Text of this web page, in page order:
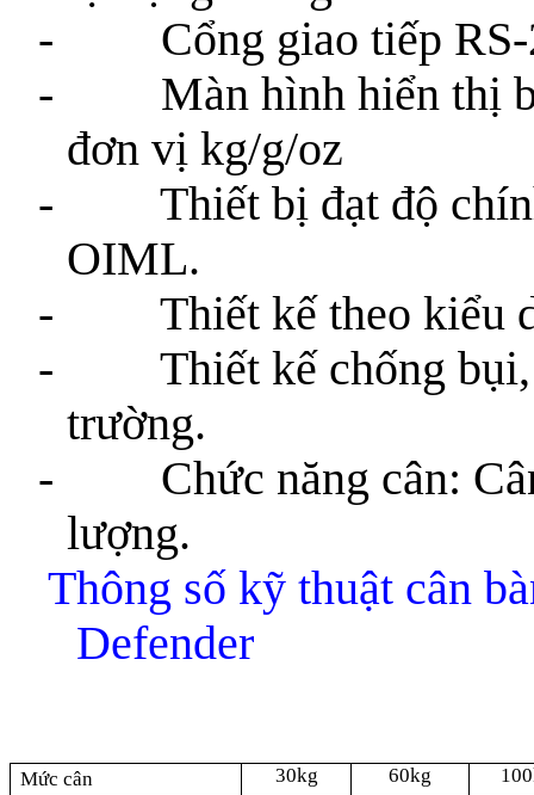
- Cổng giao tiếp RS-
- Màn hình hiển thị
đơn vị kg/g/oz
- Thiết bị đạt độ chính
OIML.
- Thiết kế theo kiểu
- Thiết kế chống bụi,
trường.
- Chức năng cân: Cân
lượng.
Thông số kỹ thuật cân
Defender
Mức cân 30kg 60kg